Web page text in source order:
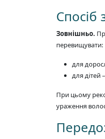
Спосіб
Зовнішньо.
перевищувати:
для
для дітей
При цьому
ураження